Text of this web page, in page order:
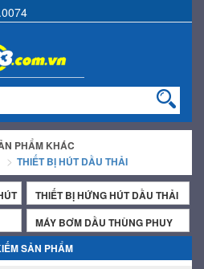
PHẨM KHÁC
THIẾT BỊ HÚT DẦU THẢI
THIẾT BỊ HỨNG HÚT DẦU THẢI
MÁY BƠM DẦU THÙNG PHUY
SẢN PHẨM